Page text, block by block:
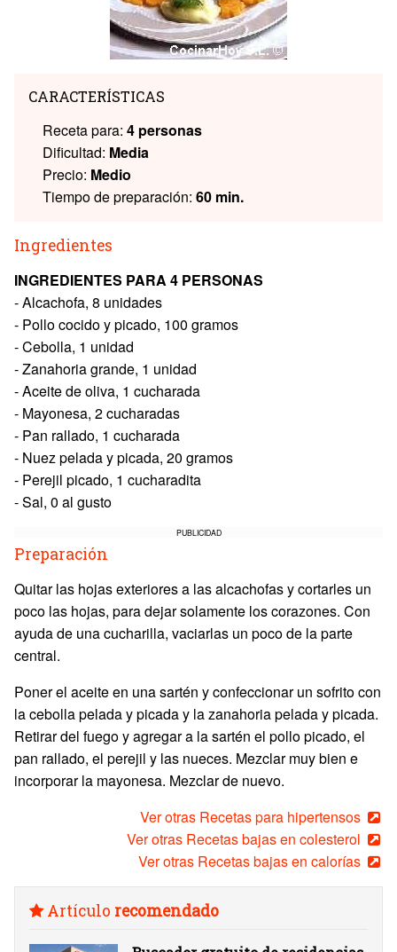
CARACTERÍSTICAS
Receta para: 4 personas
Dificultad: Media
Precio: Medio
Tiempo de preparación: 60 min.
Ingredientes
INGREDIENTES PARA 4 PERSONAS
- Alcachofa, 8 unidades
- Pollo cocido y picado, 100 gramos
- Cebolla, 1 unidad
- Zanahoria grande, 1 unidad
- Aceite de oliva, 1 cucharada
- Mayonesa, 2 cucharadas
- Pan rallado, 1 cucharada
- Nuez pelada y picada, 20 gramos
- Perejil picado, 1 cucharadita
- Sal, 0 al gusto
PUBLICIDAD
Preparación
Quitar las hojas exteriores a las alcachofas y cortarles un
poco las hojas, para dejar solamente los corazones. Con
ayuda de una cucharilla, vaciarlas un poco de la parte
central.
Poner el aceite en una sartén y confeccionar un sofrito con
la cebolla pelada y picada y la zanahoria pelada y picada.
Retirar del fuego y agregar a la sartén el pollo picado, el
pan rallado, el perejil y las nueces. Mezclar muy bien e
incorporar la mayonesa. Mezclar de nuevo.
Ver otras Recetas para hipertensos
Ver otras Recetas bajas en colesterol
Ver otras Recetas bajas en calorías
Artículo recomendado